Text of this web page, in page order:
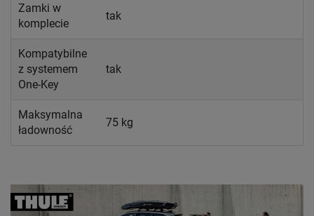
Zamki w
komplecie
tak
Kompatybilne
z systemem
One-Key
tak
Maksymalna
ładowność
75 kg